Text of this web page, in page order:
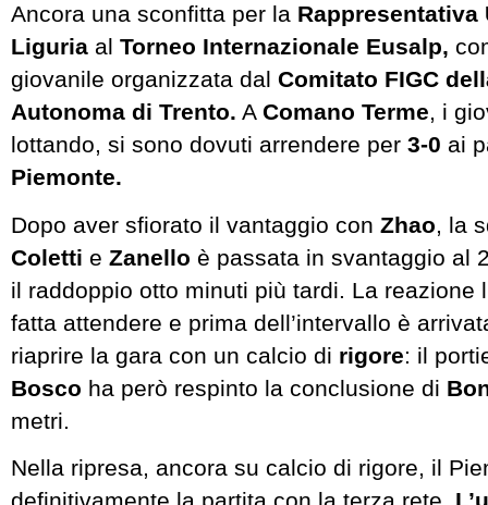
Ancora una sconfitta per la Rappresentativa
Liguria al Torneo Internazionale Eusalp,
giovanile organizzata dal Comitato FIGC
Autonoma di Trento. A Comano Terme, i
lottando, si sono dovuti arrendere per 3-0 ai
Piemonte.
Dopo aver sfiorato il vantaggio con Zhao , la
Coletti e Zanello è passata in svantaggio al
il raddoppio otto minuti più tardi. La reazione
fatta attendere e prima dell’intervallo è
riaprire la gara con un calcio di rigore: il
Bosco ha però respinto la conclusione di
metri.
Nella ripresa, ancora su calcio di rigore, il